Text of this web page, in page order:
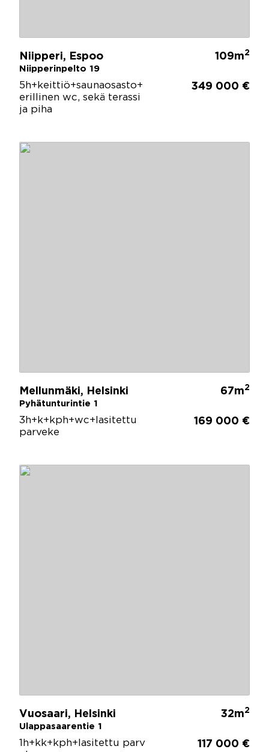
Niipperi, Espoo
Niipperinpelto 19
109m2
5h+keittiö+saunaosasto+
erillinen wc, sekä terassi
ja piha
349 000 €
Mellunmäki, Helsinki
Pyhätunturintie 1
67m2
3h+k+kph+wc+lasitettu
parveke
169 000 €
Vuosaari, Helsinki
Ulappasaarentie 1
32m2
1h+kk+kph+lasitettu parv
117 000 €